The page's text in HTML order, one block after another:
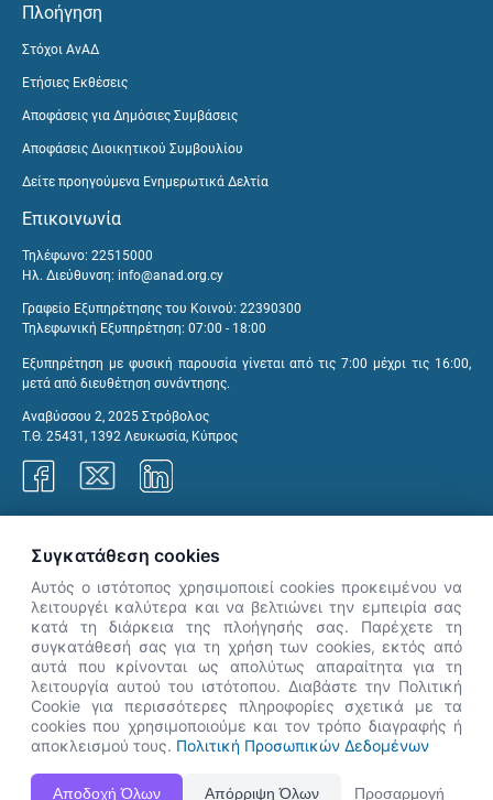
Πλοήγηση
Στόχοι ΑνΑΔ
Ετήσιες Εκθέσεις
Αποφάσεις για Δημόσιες Συμβάσεις
Αποφάσεις Διοικητικού Συμβουλίου
Δείτε προηγούμενα Ενημερωτικά Δελτία
Επικοινωνία
Τηλέφωνο: 22515000
Ηλ. Διεύθυνση: info@anad.org.cy
Γραφείο Εξυπηρέτησης του Κοινού: 22390300
Τηλεφωνική Εξυπηρέτηση: 07:00 - 18:00
Εξυπηρέτηση με φυσική παρουσία γίνεται από τις 7:00 μέχρι τις 16:00,
μετά από διευθέτηση συνάντησης.
Αναβύσσου 2, 2025 Στρόβολος
Τ.Θ. 25431, 1392 Λευκωσία, Κύπρος
Η Ιστοσελίδα ΑνΑΔ είναι πλήρως συμβατή με τις νεότερες εκδόσεις, Google Chrome, Mozilla Firefox,
Apple Safari καθώς και Internet Explorer.
👋 Καλώς ήρθες! Είμαι η Νόησις.
Πες μου πώς μπορώ να σε βοηθήσω
σήμερα.
Συγκατάθεση cookies
Αυτός ο ιστότοπος χρησιμοποιεί cookies προκειμένου να
λειτουργέι καλύτερα και να βελτιώνει την εμπειρία σας
κατά τη διάρκεια της πλοήγησής σας. Παρέχετε τη
συγκατάθεσή σας για τη χρήση των cookies, εκτός από
αυτά που κρίνονται ως απολύτως απαραίτητα για τη
λειτουργία αυτού του ιστότοπου. Διαβάστε την Πολιτική
Cookie για περισσότερες πληροφορίες σχετικά με τα
cookies που χρησιμοποιούμε και τον τρόπο διαγραφής ή
αποκλεισμού τους. Πολιτική Προσωπικών Δεδομένων
Αποδοχή Όλων Απόρριψη Όλων Προσαρμογή